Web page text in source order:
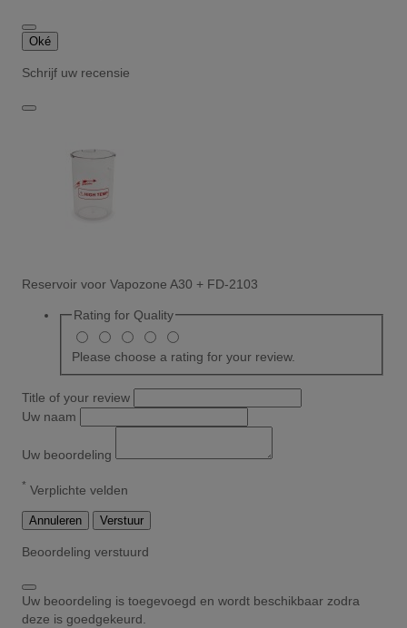
Oké
Schrijf uw recensie
Reservoir voor Vapozone A30 + FD-2103
Rating for Quality
Please choose a rating for your review.
Title of your review
Uw naam
Uw beoordeling
* Verplichte velden
Annuleren Verstuur
Beoordeling verstuurd
Uw beoordeling is toegevoegd en wordt beschikbaar zodra
deze is goedgekeurd.